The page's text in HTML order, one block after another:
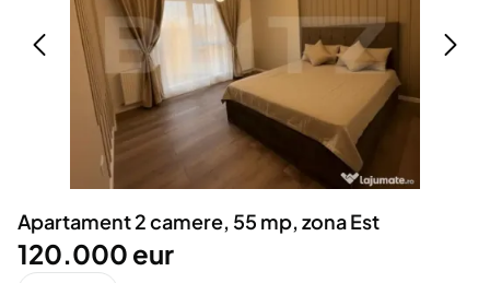
Servicii
Animale de companie
Afaceri și echipamente profesionale
Inchiriere Bunuri si Vehicule
Utilaje agricole si industriale
Piese auto si accesorii
Dacia Duster
Apartament 2 camere, 55 mp, zona Est
120.000 eur